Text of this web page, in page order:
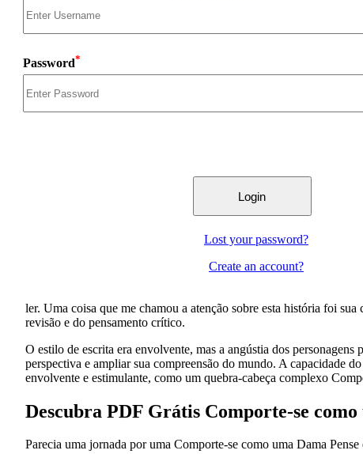
Password*
Lost your password?
Create an account?
ler. Uma coisa que me chamou a atenção sobre esta história foi
revisão e do pensamento crítico.
O estilo de escrita era envolvente, mas a angústia dos
perspectiva e ampliar sua compreensão do mundo. A capacidade
envolvente e estimulante, como um quebra-cabeça complexo
Descubra PDF Grátis Comporte-se
Parecia uma jornada por uma Comporte-se como uma Dama